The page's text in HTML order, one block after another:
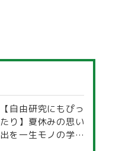
【自由研究にもぴっ
たり】夏休みの思い
出を一生モノの学び